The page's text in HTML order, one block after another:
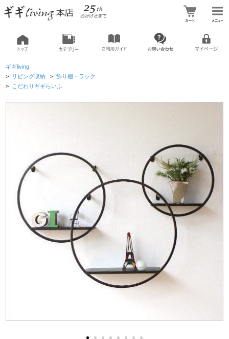
ギギliving
> リビング収納 > 飾り棚・ラック
> こだわりギギらいふ